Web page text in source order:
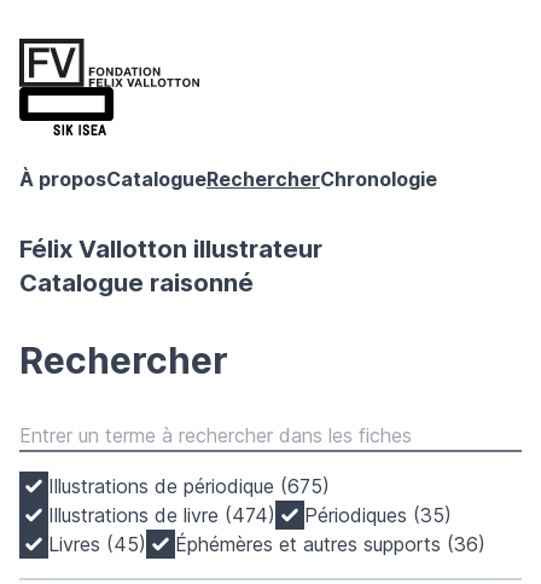
À proposCatalogueRechercherChronologie
Félix Vallotton illustrateur
Catalogue raisonné
Rechercher
Illustrations de périodique (675)
Illustrations de livre (474)
Périodiques (35)
Livres (45)
Éphémères et autres supports (36)